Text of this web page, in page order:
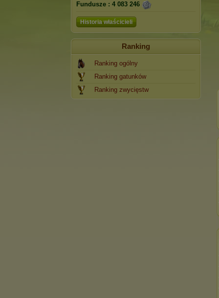
Fundusze : 4 083 246
Historia właścicieli
Ranking
Ranking ogólny
Ranking gatunków
Ranking zwycięstw